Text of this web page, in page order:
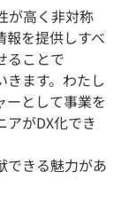
が高く非対称
報を提供しすべ
ることで
きます。わたし
ーとして事業を
がDX化でき
できる魅力があ